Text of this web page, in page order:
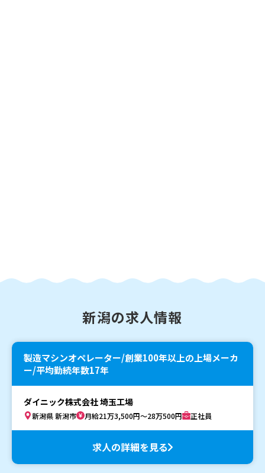
新潟の求人情報
製造マシンオペレーター/創業100年以上の上場メーカ
ー/平均勤続年数17年
ダイニック株式会社 埼玉工場
新潟県 新潟市 月給21万3,500円～28万500円 正社員
求人の詳細を見る